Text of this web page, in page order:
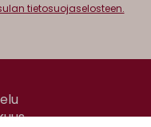
tietosuojaselosteen.